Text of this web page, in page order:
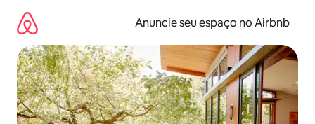
para
conteúdo
Anuncie seu espaço no Airbnb